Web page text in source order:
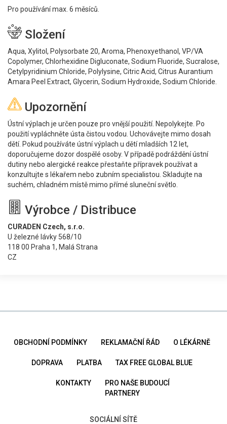
Pro používání max. 6 měsíců.
Složení
Aqua, Xylitol, Polysorbate 20, Aroma, Phenoxyethanol, VP/VA
Copolymer, Chlorhexidine Digluconate, Sodium Fluoride, Sucralose,
Cetylpyridinium Chloride, Polylysine, Citric Acid, Citrus Aurantium
Amara Peel Extract, Glycerin, Sodium Hydroxide, Sodium Chloride.
Upozornění
Ústní výplach je určen pouze pro vnější použití. Nepolykejte. Po
použití vypláchněte ústa čistou vodou. Uchovávejte mimo dosah
dětí. Pokud používáte ústní výplach u dětí mladších 12 let,
doporučujeme dozor dospělé osoby. V případě podráždění ústní
dutiny nebo alergické reakce přestaňte přípravek používat a
konzultujte s lékařem nebo zubním specialistou. Skladujte na
suchém, chladném místě mimo přímé sluneční světlo.
Výrobce / Distribuce
CURADEN Czech, s.r.o.
U železné lávky 568/10
118 00 Praha 1, Malá Strana
CZ
OBCHODNÍ PODMÍNKY REKLAMAČNÍ ŘÁD O LÉKÁRNĚ
DOPRAVA PLATBA TAX FREE GLOBAL BLUE
KONTAKTY
PRO NAŠE BUDOUCÍ
PARTNERY
SOCIÁLNÍ SÍTĚ